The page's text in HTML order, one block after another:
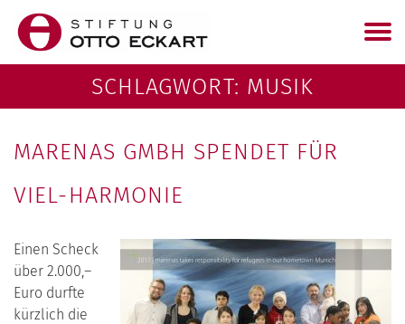
SCHLAGWORT: MUSIK
MARENAS GMBH SPENDET FÜR
VIEL-HARMONIE
Einen Scheck
über 2.000,–
Euro durfte
kürzlich die